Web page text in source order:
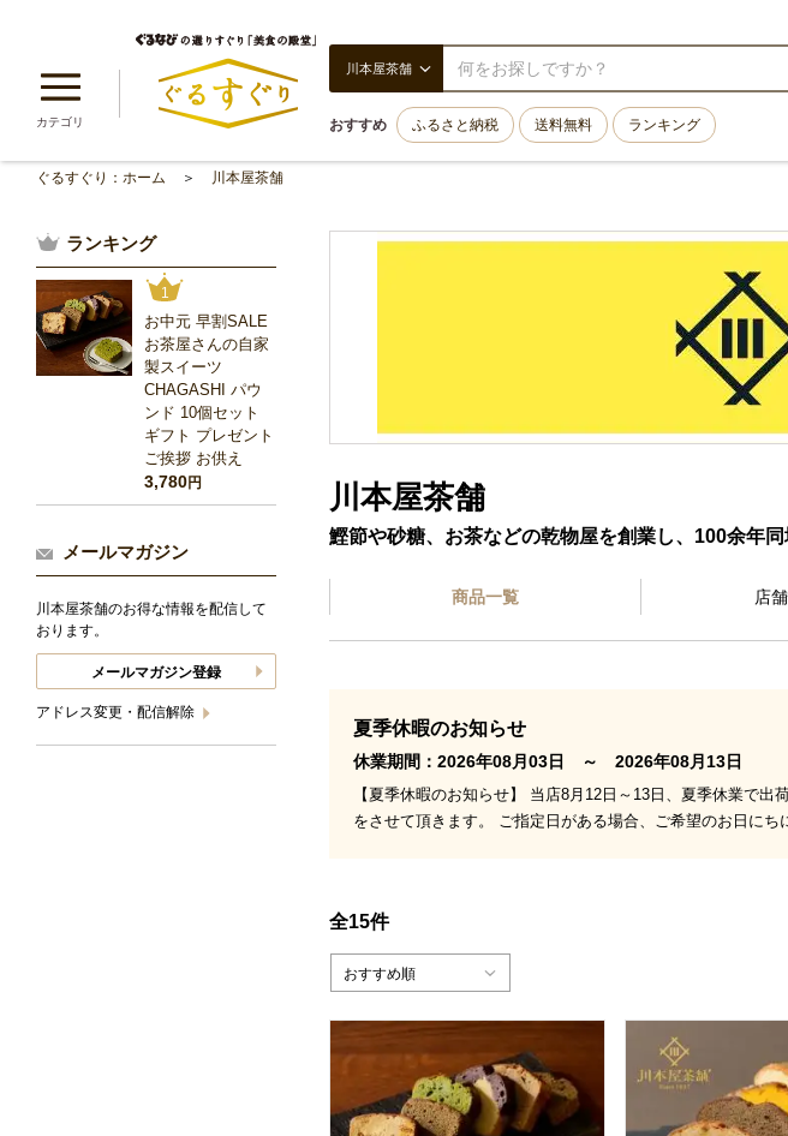
カテゴリ
川本屋茶舗
おすすめ ふるさと納税 送料無料 ランキング
ぐるすぐり：ホーム 川本屋茶舗
川本屋茶舗
鰹節や砂糖、お茶などの乾物屋を創業し、100余年
商品一覧 店
夏季休暇のお知らせ
休業期間：2026年08月03日 ～ 2026年08月13日
【夏季休暇のお知らせ】 当店8月12日～13日、夏季休業で
をさせて頂きます。 ご指定日がある場合、ご希望のお日に
全15件
おすすめ順
ランキング
1
お中元 早割SALE
お茶屋さんの自家
製スイーツ
CHAGASHI パウ
ンド 10個セット
ギフト プレゼント
ご挨拶 お供え
3,780円
メールマガジン
川本屋茶舗のお得な情報を配信して
おります。
メールマガジン登録
アドレス変更・配信解除